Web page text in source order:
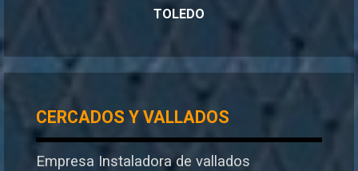
TOLEDO
CERCADOS Y VALLADOS
Empresa Instaladora de vallados